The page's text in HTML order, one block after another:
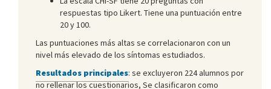
respuestas tipo Likert. Tiene una puntuación entre
20 y 100.
Las puntuaciones más altas se correlacionaron con un
nivel más elevado de los síntomas estudiados.
Resultados principales: se excluyeron 224 alumnos por
no rellenar los cuestionarios, Se clasificaron como